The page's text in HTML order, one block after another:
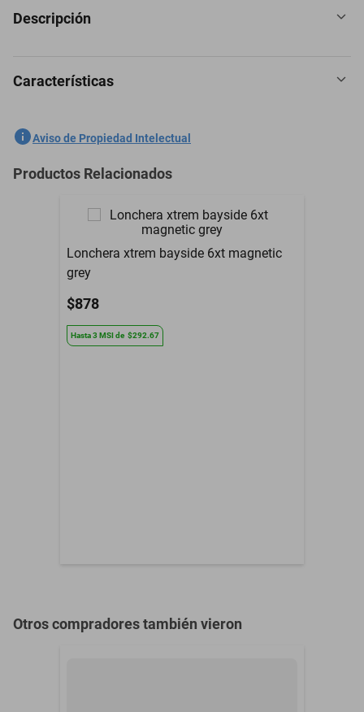
Descripción
Lonchera de 9L con interior térmico Thermo-Grid que conserva la
banda para carro y cierre Kissing Lock.
Características
SKU
Marca
POLIESTER
Aviso de Propiedad Intelectual
Productos Relacionados
Lonchera xtrem bayside 6xt magnetic
grey
$878
Hasta3 MSIde $292.67
Otros compradores también vieron